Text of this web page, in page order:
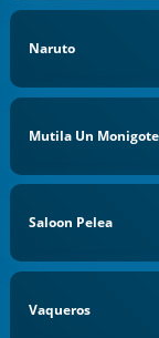
Naruto
Mutila Un Monigote
Saloon Pelea
Vaqueros